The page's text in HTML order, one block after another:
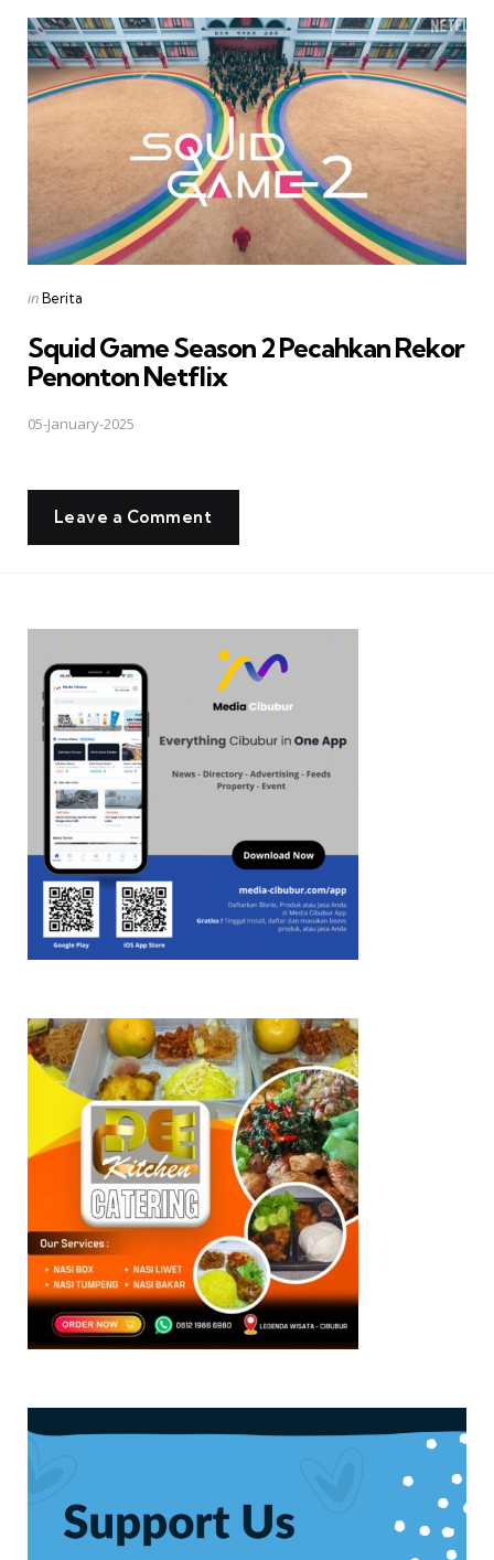
Posted
inBerita
Squid Game Season 2 Pecahkan Rekor
Penonton Netflix
05-January-2025
Leave a Comment